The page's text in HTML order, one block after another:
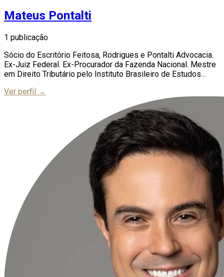
Mateus Pontalti
1 publicação
Sócio do Escritório Feitosa, Rodrigues e Pontalti Advocacia.
Ex-Juiz Federal. Ex-Procurador da Fazenda Nacional. Mestre
em Direito Tributário pelo Instituto Brasileiro de Estudos
Ver perfil →